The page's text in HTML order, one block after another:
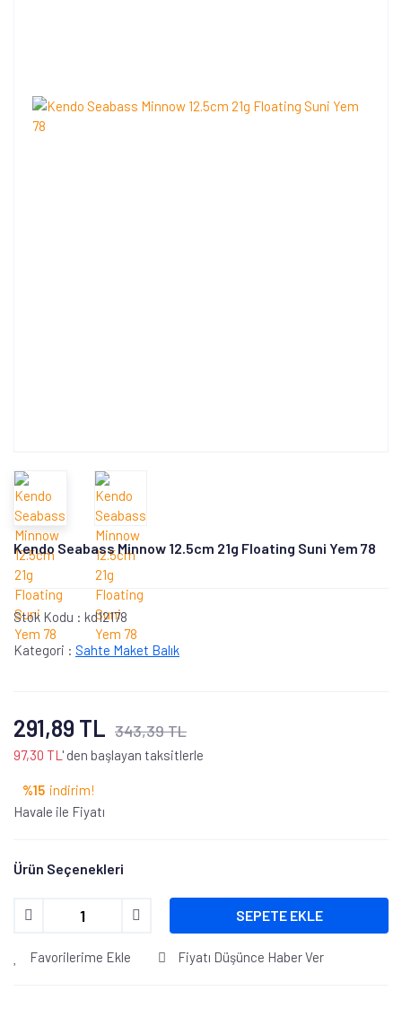
Kendo Seabass Minnow 12.5cm 21g Floating Suni Yem 78
Stok Kodu : kd12178
Kategori : Sahte Maket Balık
291,89 TL 343,39 TL
97,30 TL ' den başlayan taksitlerle
%15 indirim!
Havale ile Fiyatı
Ürün Seçenekleri
SEPETE EKLE
Favorilerime Ekle Fiyatı Düşünce Haber Ver